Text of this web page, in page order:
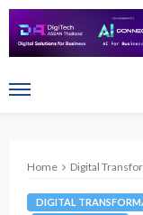
Home Digital
DIGITAL